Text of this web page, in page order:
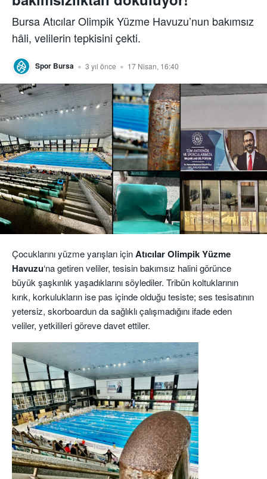
Bursa Atıcılar Olimpik Yüzme Havuzu’nun bakımsız
hâli, velilerin tepkisini çekti.
Spor Bursa 3 yıl önce 17 Nisan, 16:40
Çocuklarını yüzme yarışları içinAtıcılar Olimpik Yüzme
Havuzu‘na getiren veliler, tesisin bakımsız halini görünce
büyük şaşkınlık yaşadıklarını söylediler. Tribün koltuklarının
kırık, korkulukların ise pas içinde olduğu tesiste; ses tesisatının
yetersiz, skorboardun da sağlıklı çalışmadığını ifade eden
veliler, yetkilileri göreve davet ettiler.